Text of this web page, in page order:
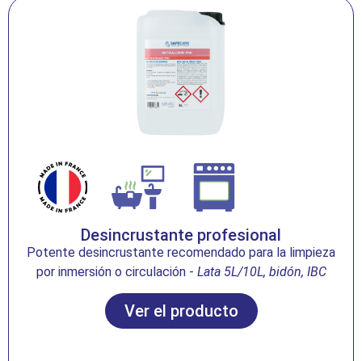
Desincrustante profesional
Potente desincrustante recomendado para la limpieza
por inmersión o circulación - Lata 5L/10L, bidón, IBC
Ver el producto